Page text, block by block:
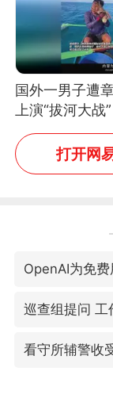
国外一男子遭
上演“拔河大战
铁棒敲打方才
打开网